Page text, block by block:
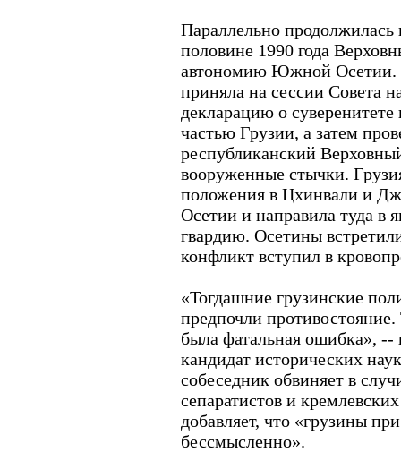
Параллельно
половине 1990 года
автономию Южной Осетии.
приняла на сессии Совета
декларацию о суверенитете
частью Грузии, а затем
республиканский
вооруженные стычки.
положения в Цхинвали и
Осетии и направила туда в
гвардию. Осетины
конфликт вступил в
«Тогдашние грузинские
предпочли
была фатальная ошибка», --
кандидат исторических
собеседник обвиняет в
сепаратистов и
добавляет, что «грузины
бессмысленно».